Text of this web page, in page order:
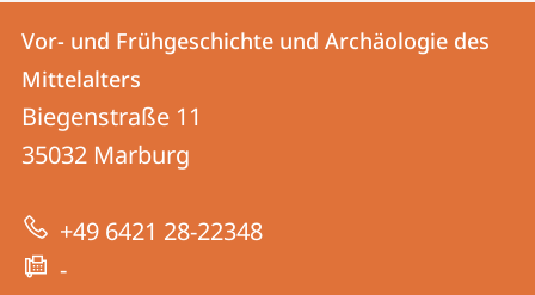
Kontakt
und
Informationen
zur
Website
Kontaktinformationen
Vor-
und
Frühgeschichte
Archäologie
des
Vor- und Frühgeschichte und Archäologie des
Mittelalters
Biegenstraße 11
35032 Marburg
+49 6421 28-22348
-